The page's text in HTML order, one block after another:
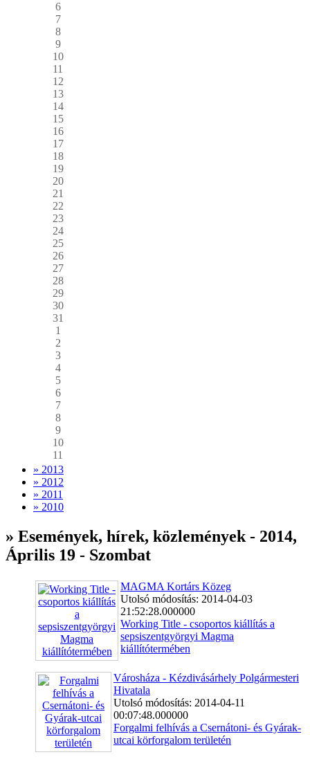
6
7
8
9
10
11
12
13
14
15
16
17
18
19
20
21
22
23
24
25
26
27
28
29
30
31
1
2
3
4
5
6
7
8
9
10
11
» 2013
» 2012
» 2011
» 2010
» Események, hírek, közlemények - 2014,
Április 19 - Szombat
MAGMA Kortárs Közeg
Utolsó módosítás: 2014-04-03
21:52:28.000000
Working Title - csoportos kiállítás a
sepsiszentgyörgyi Magma
kiállítótermében
Városháza - Kézdivásárhely Polgármesteri
Hivatala
Utolsó módosítás: 2014-04-11
00:07:48.000000
Forgalmi felhívás a Csernátoni- és Gyárak-
utcai körforgalom területén